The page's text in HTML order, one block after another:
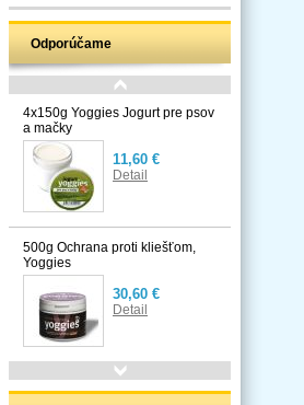
Odporúčame
4x150g Yoggies Jogurt pre psov
a mačky
11,60 €
Detail
500g Ochrana proti kliešťom,
Yoggies
30,60 €
Detail